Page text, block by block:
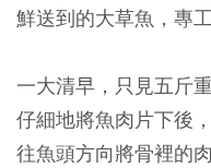
鮮送到的大草魚，專
一大清早，只見五斤
仔細地將魚肉片下後
往魚頭方向將骨裡的